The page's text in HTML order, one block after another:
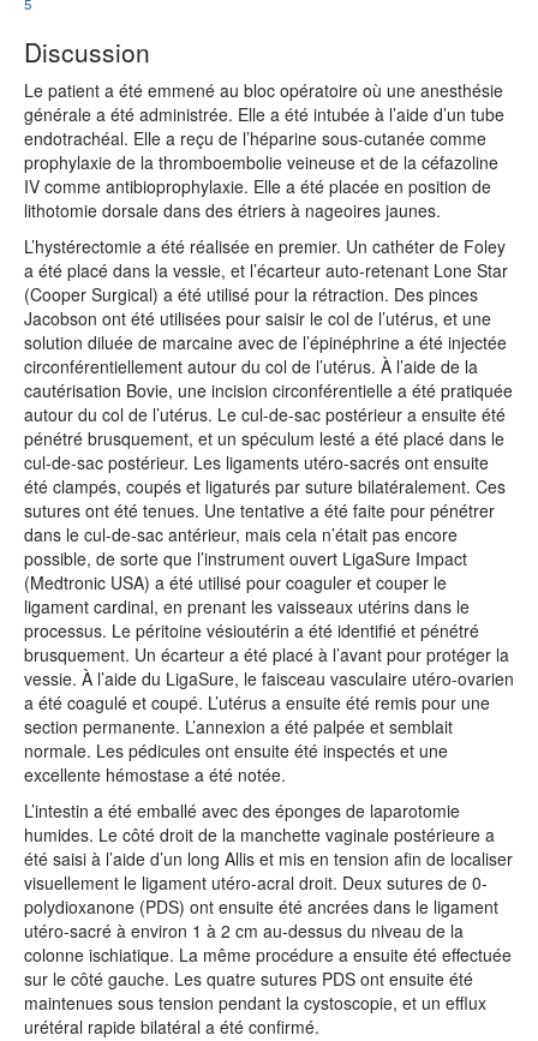
Discussion
Le patient a été emmené au bloc opératoire où une anesthésie
générale a été administrée. Elle a été intubée à l’aide d’un tube
endotrachéal. Elle a reçu de l’héparine sous-cutanée comme
prophylaxie de la thromboembolie veineuse et de la céfazoline
IV comme antibioprophylaxie. Elle a été placée en position de
lithotomie dorsale dans des étriers à nageoires jaunes.
L’hystérectomie a été réalisée en premier. Un cathéter de Foley
a été placé dans la vessie, et l’écarteur auto-retenant Lone Star
(Cooper Surgical) a été utilisé pour la rétraction. Des pinces
Jacobson ont été utilisées pour saisir le col de l’utérus, et une
solution diluée de marcaine avec de l’épinéphrine a été injectée
circonférentiellement autour du col de l’utérus. À l’aide de la
cautérisation Bovie, une incision circonférentielle a été pratiquée
autour du col de l’utérus. Le cul-de-sac postérieur a ensuite été
pénétré brusquement, et un spéculum lesté a été placé dans le
cul-de-sac postérieur. Les ligaments utéro-sacrés ont ensuite
été clampés, coupés et ligaturés par suture bilatéralement. Ces
sutures ont été tenues. Une tentative a été faite pour pénétrer
dans le cul-de-sac antérieur, mais cela n’était pas encore
possible, de sorte que l’instrument ouvert LigaSure Impact
(Medtronic USA) a été utilisé pour coaguler et couper le
ligament cardinal, en prenant les vaisseaux utérins dans le
processus. Le péritoine vésioutérin a été identifié et pénétré
brusquement. Un écarteur a été placé à l’avant pour protéger la
vessie. À l’aide du LigaSure, le faisceau vasculaire utéro-ovarien
a été coagulé et coupé. L’utérus a ensuite été remis pour une
section permanente. L’annexion a été palpée et semblait
normale. Les pédicules ont ensuite été inspectés et une
excellente hémostase a été notée.
L’intestin a été emballé avec des éponges de laparotomie
humides. Le côté droit de la manchette vaginale postérieure a
été saisi à l’aide d’un long Allis et mis en tension afin de localiser
visuellement le ligament utéro-acral droit. Deux sutures de 0-
polydioxanone (PDS) ont ensuite été ancrées dans le ligament
utéro-sacré à environ 1 à 2 cm au-dessus du niveau de la
colonne ischiatique. La même procédure a ensuite été effectuée
sur le côté gauche. Les quatre sutures PDS ont ensuite été
maintenues sous tension pendant la cystoscopie, et un efflux
urétéral rapide bilatéral a été confirmé.